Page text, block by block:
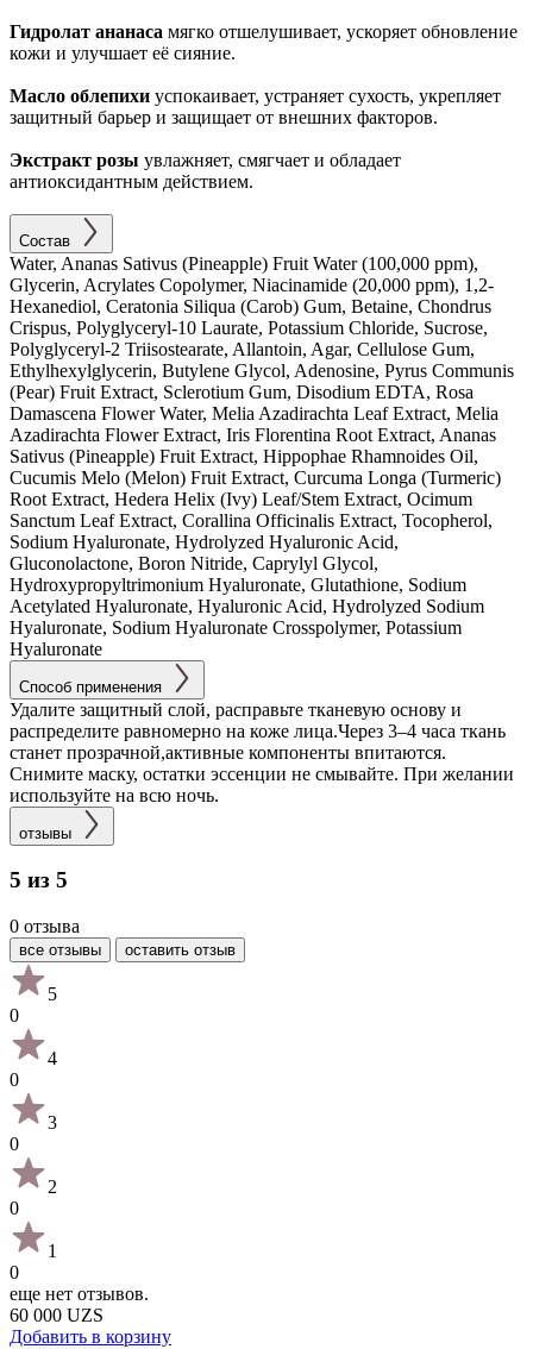
Гидролат ананаса мягко отшелушивает, ускоряет обновление
кожи и улучшает её сияние.
Масло облепихи успокаивает, устраняет сухость, укрепляет
защитный барьер и защищает от внешних факторов.
Экстракт розы увлажняет, смягчает и обладает
антиоксидантным действием.
Состав
Water, Ananas Sativus (Pineapple) Fruit Water (100,000 ppm),
Glycerin, Acrylates Copolymer, Niacinamide (20,000 ppm), 1,2-
Hexanediol, Ceratonia Siliqua (Carob) Gum, Betaine, Chondrus
Crispus, Polyglyceryl-10 Laurate, Potassium Chloride, Sucrose,
Polyglyceryl-2 Triisostearate, Allantoin, Agar, Cellulose Gum,
Ethylhexylglycerin, Butylene Glycol, Adenosine, Pyrus Communis
(Pear) Fruit Extract, Sclerotium Gum, Disodium EDTA, Rosa
Damascena Flower Water, Melia Azadirachta Leaf Extract, Melia
Azadirachta Flower Extract, Iris Florentina Root Extract, Ananas
Sativus (Pineapple) Fruit Extract, Hippophae Rhamnoides Oil,
Cucumis Melo (Melon) Fruit Extract, Curcuma Longa (Turmeric)
Root Extract, Hedera Helix (Ivy) Leaf/Stem Extract, Ocimum
Sanctum Leaf Extract, Corallina Officinalis Extract, Tocopherol,
Sodium Hyaluronate, Hydrolyzed Hyaluronic Acid,
Gluconolactone, Boron Nitride, Caprylyl Glycol,
Hydroxypropyltrimonium Hyaluronate, Glutathione, Sodium
Acetylated Hyaluronate, Hyaluronic Acid, Hydrolyzed Sodium
Hyaluronate, Sodium Hyaluronate Crosspolymer, Potassium
Hyaluronate
Способ применения
Удалите защитный слой, расправьте тканевую основу и
распределите равномерно на коже лица.Через 3–4 часа ткань
станет прозрачной,активные компоненты впитаются.
Снимите маску, остатки эссенции не смывайте. При желании
используйте на всю ночь.
отзывы
5 из 5
0 отзыва
все отзывы оставить отзыв
5
0
4
0
3
0
2
0
1
0
еще нет отзывов.
60 000 UZS
Добавить в корзину